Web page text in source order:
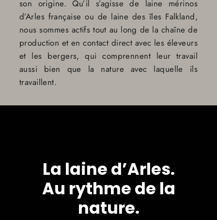
son origine. Qu’il s’agisse de laine mérinos
d’Arles française ou de laine des îles Falkland,
nous sommes actifs tout au long de la chaîne de
production et en contact direct avec les éleveurs
et les bergers, qui comprennent leur travail
aussi bien que la nature avec laquelle ils
travaillent.
La laine d’Arles.
Au rythme de la
nature.